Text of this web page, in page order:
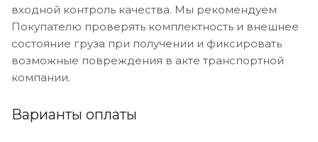
входной контроль качества. Мы рекомендуем
Покупателю проверять комплектность и внешнее
состояние груза при получении и фиксировать
возможные повреждения в акте транспортной
компании.
Варианты оплаты